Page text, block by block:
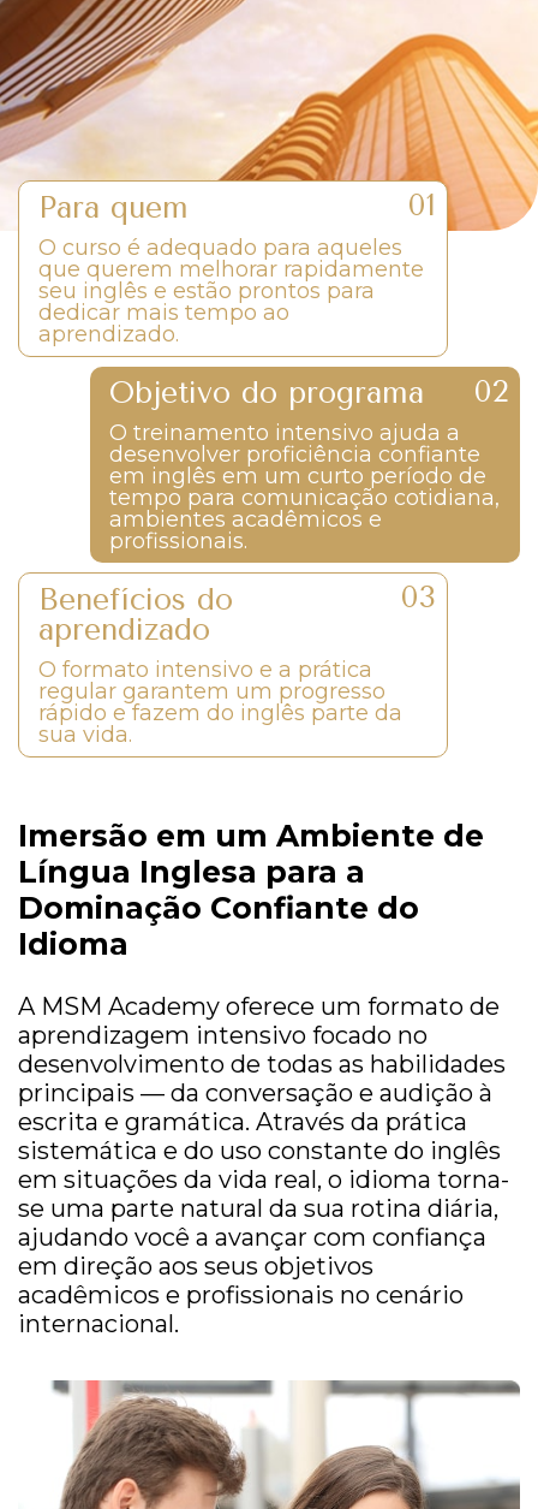
Para quem
O curso é adequado para aqueles
que querem melhorar rapidamente
seu inglês e estão prontos para
dedicar mais tempo ao
aprendizado.
Objetivo do programa
O treinamento intensivo ajuda a
desenvolver proficiência confiante
em inglês em um curto período de
tempo para comunicação cotidiana,
ambientes acadêmicos e
profissionais.
Benefícios do
aprendizado
O formato intensivo e a prática
regular garantem um progresso
rápido e fazem do inglês parte da
sua vida.
Imersão em um Ambiente de
Língua Inglesa para a
Dominação Confiante do
Idioma
A MSM Academy oferece um formato de
aprendizagem intensivo focado no
desenvolvimento de todas as habilidades
principais — da conversação e audição à
escrita e gramática. Através da prática
sistemática e do uso constante do inglês
em situações da vida real, o idioma torna-
se uma parte natural da sua rotina diária,
ajudando você a avançar com confiança
em direção aos seus objetivos
acadêmicos e profissionais no cenário
internacional.